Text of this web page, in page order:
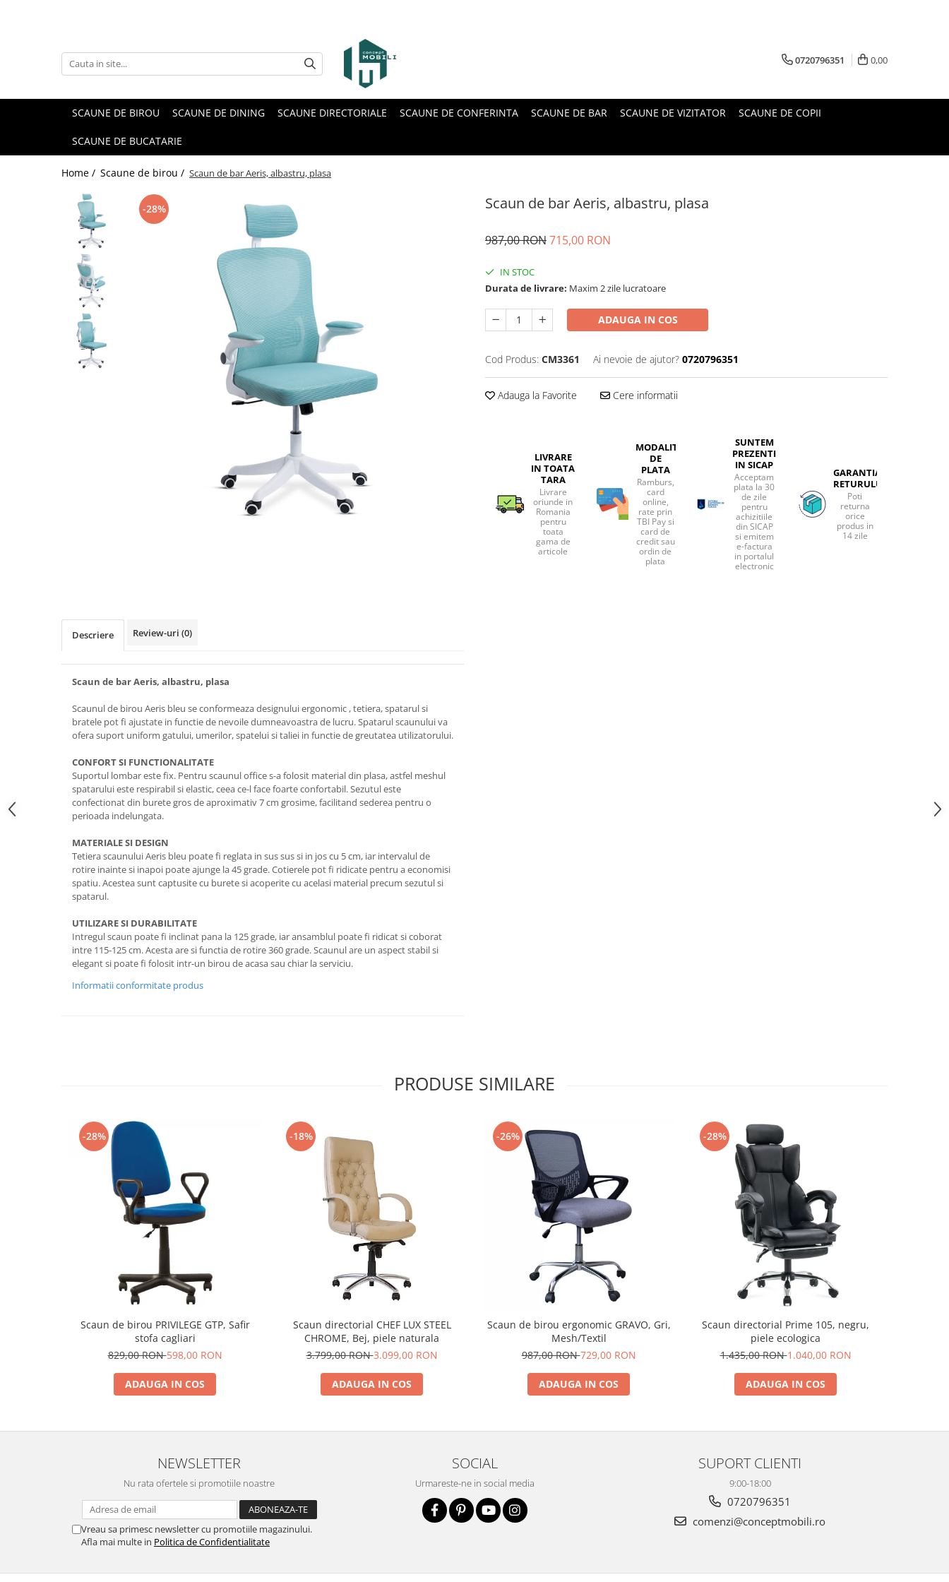
0720796351 0,00
SCAUNE DE BIROU SCAUNE DE DINING SCAUNE DIRECTORIALE SCAUNE DE CONFERINTA SCAUNE DE BAR SCAUNE DE VIZITATOR SCAUNE DE COPII
SCAUNE DE BUCATARIE
Home / Scaune de birou / Scaun de bar Aeris, albastru, plasa
Scaun de bar Aeris, albastru, plasa
-28%
987,00 RON715,00 RON
IN STOC
Durata de livrare: Maxim 2 zile lucratoare
ADAUGA IN COS
Cod Produs: CM3361 Ai nevoie de ajutor? 0720796351
Adauga la Favorite Cere informatii
LIVRARE
IN TOATA
TARA
Livrare
oriunde in
Romania
pentru
toata
gama de
articole
MODALITATI
DE
PLATA
Ramburs,
card
online,
rate prin
TBI Pay si
card de
credit sau
ordin de
plata
SUNTEM
PREZENTI
IN SICAP
Acceptam
plata la 30
de zile
pentru
achizitiile
din SICAP
si emitem
e-factura
in portalul
electronic
GARANTIA
RETURULUI
Poti
returna
orice
produs in
14 zile
Descriere Review-uri (0)
Scaun de bar Aeris, albastru, plasa
Scaunul de birou Aeris bleu se conformeaza designului ergonomic , tetiera, spatarul si
bratele pot fi ajustate in functie de nevoile dumneavoastra de lucru. Spatarul scaunului va
ofera suport uniform gatului, umerilor, spatelui si taliei in functie de greutatea utilizatorului.
CONFORT SI FUNCTIONALITATE
Suportul lombar este fix. Pentru scaunul office s-a folosit material din plasa, astfel meshul
spatarului este respirabil si elastic, ceea ce-l face foarte confortabil. Sezutul este
confectionat din burete gros de aproximativ 7 cm grosime, facilitand sederea pentru o
perioada indelungata.
MATERIALE SI DESIGN
Tetiera scaunului Aeris bleu poate fi reglata in sus sus si in jos cu 5 cm, iar intervalul de
rotire inainte si inapoi poate ajunge la 45 grade. Cotierele pot fi ridicate pentru a economisi
spatiu. Acestea sunt captusite cu burete si acoperite cu acelasi material precum sezutul si
spatarul.
UTILIZARE SI DURABILITATE
Intregul scaun poate fi inclinat pana la 125 grade, iar ansamblul poate fi ridicat si coborat
intre 115-125 cm. Acesta are si functia de rotire 360 grade. Scaunul are un aspect stabil si
elegant si poate fi folosit intr-un birou de acasa sau chiar la serviciu.
Informatii conformitate produs
PRODUSE SIMILARE
-28%
Scaun de birou PRIVILEGE GTP, Safir
stofa cagliari
829,00 RON598,00 RON
ADAUGA IN COS
-18%
Scaun directorial CHEF LUX STEEL
CHROME, Bej, piele naturala
3.799,00 RON3.099,00 RON
ADAUGA IN COS
-26%
Scaun de birou ergonomic GRAVO, Gri,
Mesh/Textil
987,00 RON729,00 RON
ADAUGA IN COS
-28%
Scaun directorial Prime 105, negru,
piele ecologica
1.435,00 RON1.040,00 RON
ADAUGA IN COS
NEWSLETTER
Nu rata ofertele si promotiile noastre
Vreau sa primesc newsletter cu promotiile magazinului.
Afla mai multe in Politica de Confidentialitate
SOCIAL
Urmareste-ne in social media
SUPORT CLIENTI
9:00-18:00
0720796351
comenzi@conceptmobili.ro